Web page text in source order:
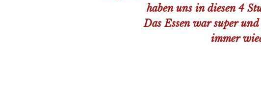
haben uns in diesen 4
Das Essen war super
immer